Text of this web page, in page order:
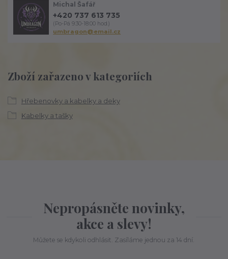
Zboží zařazeno v kategoriích
Hřebenovky a kabelky a deky
Kabelky a tašky
Michal Šafář
+420 737 613 735
(Po-Pá 9:30-18:00 hod.)
umbragon@email.cz
Nepropásněte novinky,
akce a slevy!
Můžete se kdykoli odhlásit. Zasíláme jednou za 14 dní.